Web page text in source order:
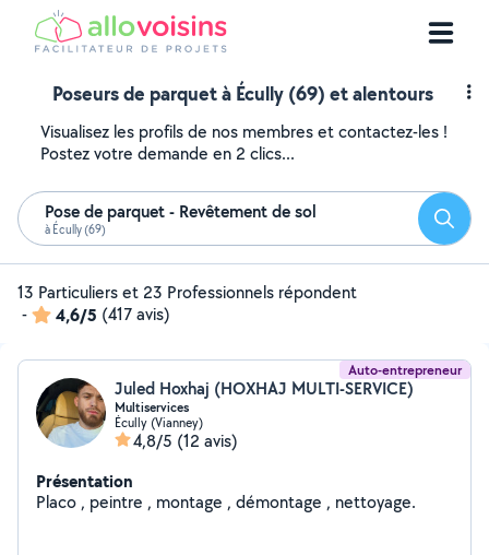
Poseurs de parquet à Écully (69) et alentours
Visualisez les profils de nos membres et contactez-les !
Postez votre demande en 2 clics...
Pose de parquet - Revêtement de sol
à Écully (69)
13 Particuliers et 23 Professionnels répondent
-
4,6/5 (417 avis)
Auto-entrepreneur
Juled Hoxhaj (HOXHAJ MULTI-SERVICE)
Multiservices
Écully (Vianney)
4,8/5 (12 avis)
Présentation
Placo , peintre , montage , démontage , nettoyage.